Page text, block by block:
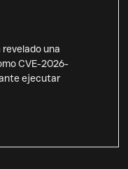
revelado una
CVE-2026-
ejecutar